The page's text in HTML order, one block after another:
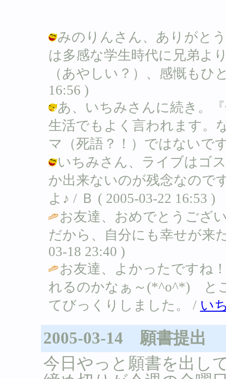
みのりんさん、ありがと
は多感な学生時代に兄弟よ
（あやしい？）、感慨もひ
16:56 )
あ、いちみさんに続き。
生活でもよく言われます。
マ（死語？！）ではないで
いちみさん、ライブはゴ
か出来ないのが残念なので
よ♪ / Ｂ ( 2005-03-22 16:53 )
お友達、おめでとうござ
だから、自分にも幸せが来
03-18 23:40 )
お友達、よかったですね
れるのかなぁ～(*^o^*) と
てびっくりしました。 / い
2005-03-14 願書提出
今日やっと願書を出し